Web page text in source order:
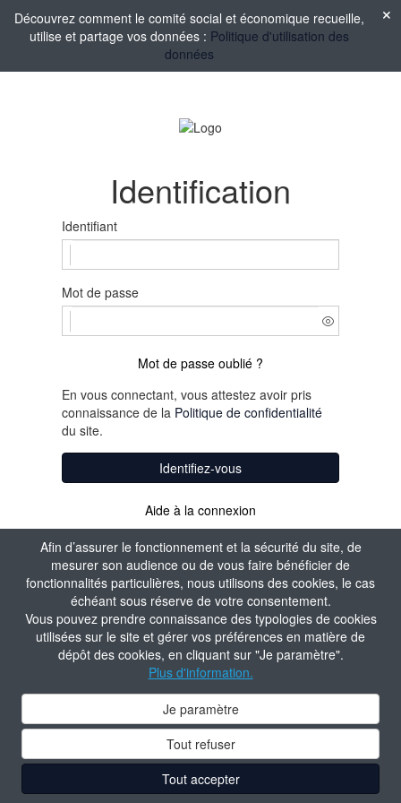
Afin d’assurer le fonctionnement et la sécurité du site, de
mesurer son audience ou de vous faire bénéficier de
fonctionnalités particulières, nous utilisons des cookies, le cas
échéant sous réserve de votre consentement.
Vous pouvez prendre connaissance des typologies de cookies
utilisées sur le site et gérer vos préférences en matière de
dépôt des cookies, en cliquant sur "Je paramètre".
Plus d'information.
Je paramètre
Tout refuser
Tout accepter
Découvrez comment le comité social et économique recueille,
utilise et partage vos données : Politique d'utilisation des
données
Identification
Identifiant
Mot de passe
Mot de passe oublié ?
En vous connectant, vous attestez avoir pris
connaissance de la Politique de confidentialité
du site.
Identifiez-vous
Aide à la connexion